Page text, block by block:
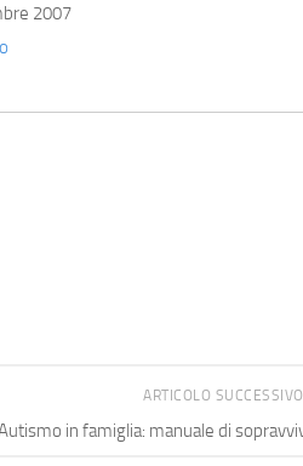
2007
ARTICOLO SUCCESSIVO
in famiglia: manuale di